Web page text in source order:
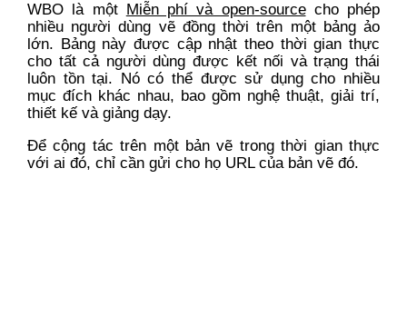
WBO là một Miễn phí và open-sourcecho phép
nhiều người dùng vẽ đồng thời trên một bảng ảo
lớn. Bảng này được cập nhật theo thời gian thực
cho tất cả người dùng được kết nối và trạng thái
luôn tồn tại. Nó có thể được sử dụng cho nhiều
mục đích khác nhau, bao gồm nghệ thuật, giải trí,
thiết kế và giảng dạy.
Để cộng tác trên một bản vẽ trong thời gian thực
với ai đó, chỉ cần gửi cho họ URL của bản vẽ đó.